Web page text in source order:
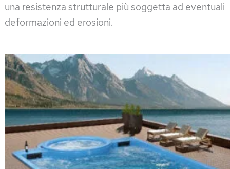
una resistenza strutturale più soggetta ad eventuali
deformazioni ed erosioni.